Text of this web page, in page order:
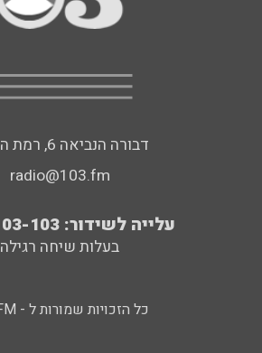
דבורה הנביאה 6, רמת השרון
radio@103.fm
עלייה לשידור: 0552-103-103
בעלות שיחה רגילה
כל הזכויות שמורות ל - 103FM